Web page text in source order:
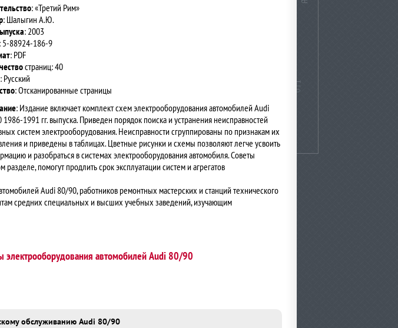
: «Третий Рим»
: Шалыгин А.Ю.
: 2003
: 5-88924-186-9
: PDF
страниц: 40
: Русский
: Отсканированные страницы
: Издание включает комплект схем электрооборудования автомобилей Audi
1991 гг. выпуска. Приведен порядок поиска и устранения неисправностей
систем электрооборудования. Неисправности сгруппированы по признакам их
и приведены в таблицах. Цветные рисунки и схемы позволяют легче усвоить
и разобраться в системах электрооборудования автомобиля. Советы
помогут продлить срок эксплуатации систем и агрегатов
Audi 80/90, работников ремонтных мастерских и станций технического
средних специальных и высших учебных заведений, изучающим
электрооборудования автомобилей Audi 80/90
обслуживанию Audi 80/90